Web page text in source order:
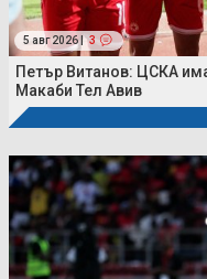
5 авг 2026 | 3
Петър Витанов: ЦСКА
Макаби Тел Авив